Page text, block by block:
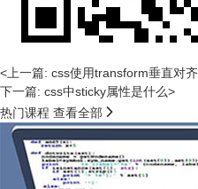
<上一篇: css使用transform垂直对齐
下一篇: css中sticky属性是什么>
热门课程 查看全部 